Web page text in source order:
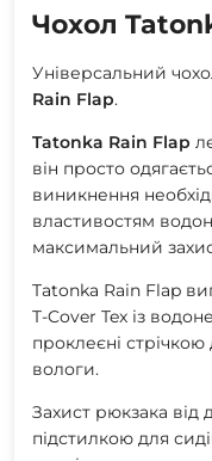
Чохол
Універсальний
Rain Flap.
Tatonka Rain Flap
він просто
виникнення
властивостям
максимальний
Tatonka Rain Flap
T-Cover Tex із
проклеєні стрічкою
вологи.
Захист рюкзака
підстилкою для